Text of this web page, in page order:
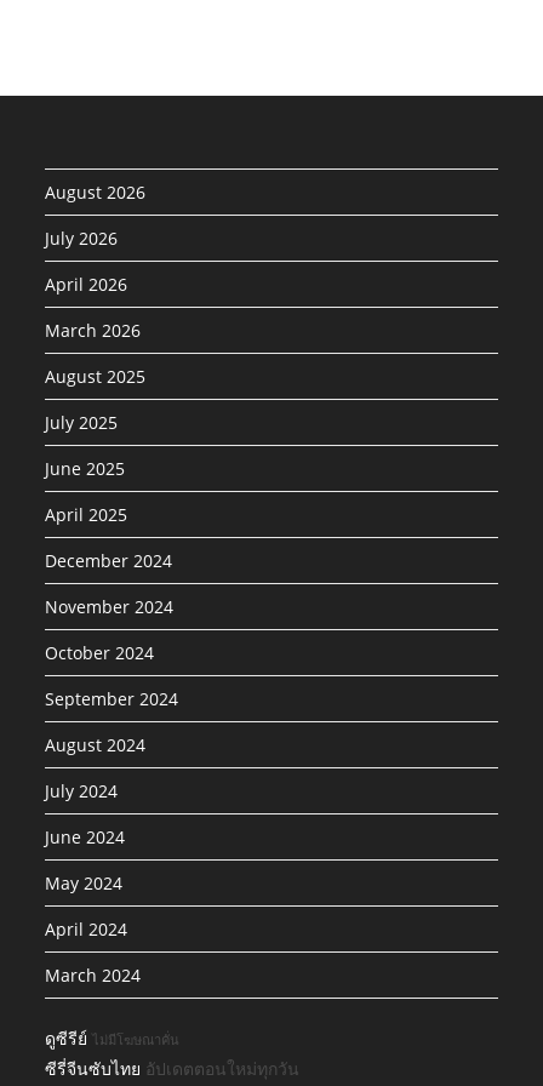
August 2026
July 2026
April 2026
March 2026
August 2025
July 2025
June 2025
April 2025
December 2024
November 2024
October 2024
September 2024
August 2024
July 2024
June 2024
May 2024
April 2024
March 2024
ดูซีรีย์ ไม่มีโฆษณาคั่น
ซีรี่จีนซับไทย อัปเดตตอนใหม่ทุกวัน